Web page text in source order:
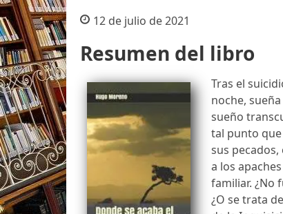
12 de julio de 2021
Resumen del libro
Tras el
noche,
sueño
tal punto
sus
a los
familiar. ¿No
¿O se trata